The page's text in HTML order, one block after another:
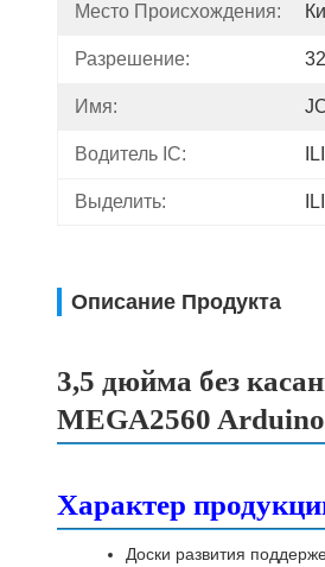
Место Происхождения:
Разрешение:
Имя:
Водитель IC:
Выделить:
Описание Продукта
3,5 дюйма без
MEGA2560 Arduino
Характер
Доски развития